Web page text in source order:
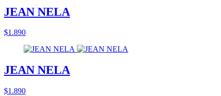
JEAN NELA
$1.890
JEAN NELA
$1.890